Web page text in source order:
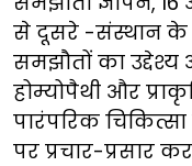
से दूसरे -संस्थान के
समझौतों का उद्देश्य
होम्योपैथी और
पारंपरिक चिकित्सा
पर प्रचार-प्रसार